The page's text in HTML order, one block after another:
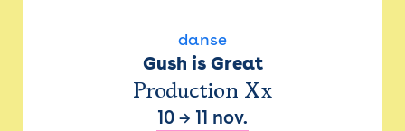
danse
Gush is Great
Production Xx
10 → 11 nov.